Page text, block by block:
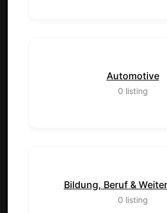
Automotive
0 listing
Bildung, Beruf &
0 listing